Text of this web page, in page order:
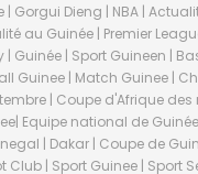
| Gorgui Dieng | NBA |
au Guinée | Premier
| Guinée | Sport Guineen |
Guinee | Match Guinee |
| Coupe d'Afrique
Equipe national de
| Dakar | Coupe de
Club | Sport Guinee | Sport